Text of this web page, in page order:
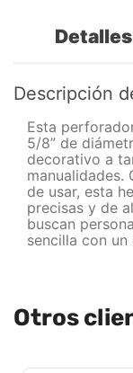
Detalles
Descripción
Esta
5/8” de
decorativo a
manualidades.
de usar, esta
precisas y de
buscan
sencilla con
Otros